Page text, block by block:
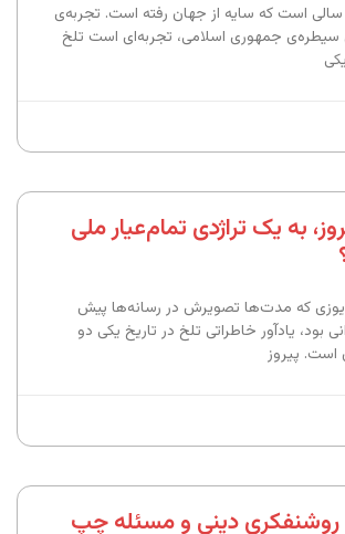
است که سایه از جهان رفته است. تجربه‌ی
سیطره‌ی جمهوری اسلامی، تجربه‌ای است تلخ
به یک تراژدی تمام‌عیار ملی
که مدت‌ها تصویرش در رسانه‌ها پیش
بود، یادآور خاطراتی تلخ در تاریخ یکی دو
است. پیروز